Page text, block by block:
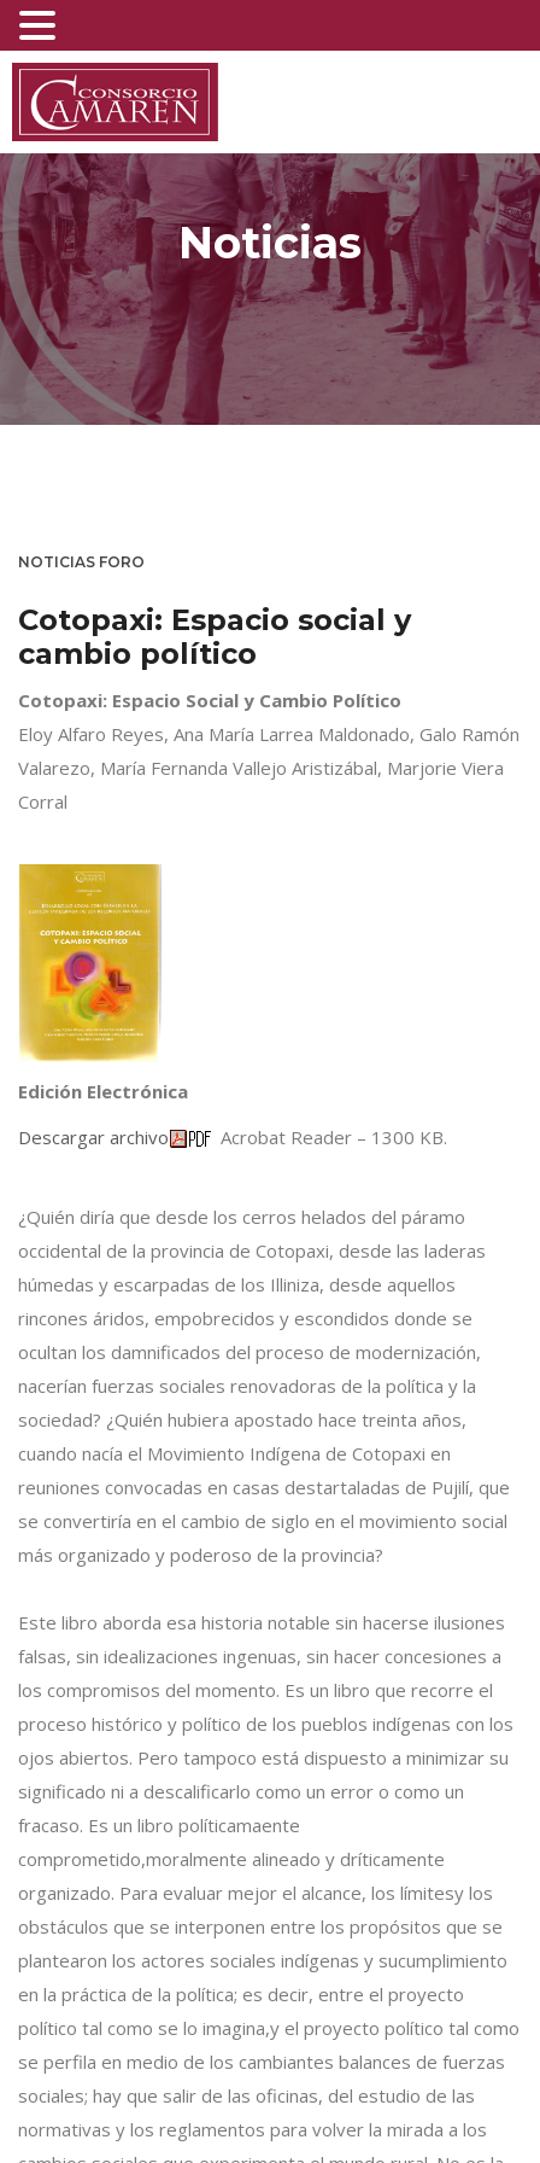
Noticias
NOTICIAS FORO
Cotopaxi: Espacio social y
cambio político
Cotopaxi: Espacio Social y Cambio Político
Eloy Alfaro Reyes, Ana María Larrea Maldonado, Galo Ramón
Valarezo, María Fernanda Vallejo Aristizábal, Marjorie Viera
Corral
Edición Electrónica
Descargar archivo
Acrobat Reader – 1300 KB.
¿Quién diría que desde los cerros helados del páramo
occidental de la provincia de Cotopaxi, desde las laderas
húmedas y escarpadas de los Illiniza, desde aquellos
rincones áridos, empobrecidos y escondidos donde se
ocultan los damnificados del proceso de modernización,
nacerían fuerzas sociales renovadoras de la política y la
sociedad? ¿Quién hubiera apostado hace treinta años,
cuando nacía el Movimiento Indígena de Cotopaxi en
reuniones convocadas en casas destartaladas de Pujilí, que
se convertiría en el cambio de siglo en el movimiento social
más organizado y poderoso de la provincia?
Este libro aborda esa historia notable sin hacerse ilusiones
falsas, sin idealizaciones ingenuas, sin hacer concesiones a
los compromisos del momento. Es un libro que recorre el
proceso histórico y político de los pueblos indígenas con los
ojos abiertos. Pero tampoco está dispuesto a minimizar su
significado ni a descalificarlo como un error o como un
fracaso. Es un libro políticamaente
comprometido,moralmente alineado y dríticamente
organizado. Para evaluar mejor el alcance, los límitesy los
obstáculos que se interponen entre los propósitos que se
plantearon los actores sociales indígenas y sucumplimiento
en la práctica de la política; es decir, entre el proyecto
político tal como se lo imagina,y el proyecto político tal como
se perfila en medio de los cambiantes balances de fuerzas
sociales; hay que salir de las oficinas, del estudio de las
normativas y los reglamentos para volver la mirada a los